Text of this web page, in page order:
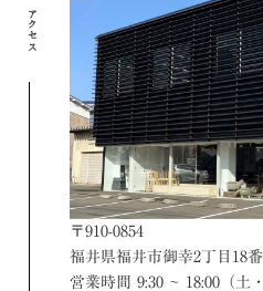
アクセス
〒910-0854
福井県福井市御幸2丁目18
営業時間 9:30 ~ 18:00（土